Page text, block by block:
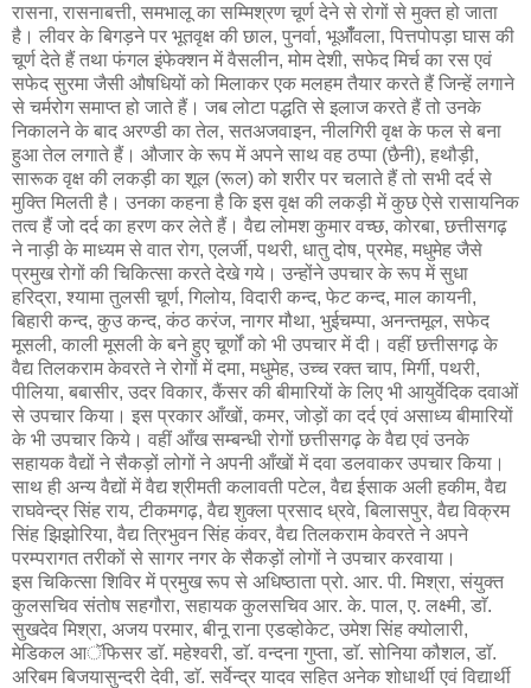
रासना, रासनाबत्ती, समभालू का सम्मिश्रण चूर्ण देने से रोगों से मुक्त हो जाता
है। लीवर के बिगड़ने पर भूतवृक्ष की छाल, पुनर्वा, भूआँँवला, पित्तपोपड़ा घास की
चूर्ण देते हैं तथा फंगल इंफेक्शन में वैसलीन, मोम देशी, सफेद मिर्च का रस एवं
सफेद सुरमा जैसी औषधियों को मिलाकर एक मलहम तैयार करते हैं जिन्हें लगाने
से चर्मरोग समाप्त हो जाते हैं। जब लोटा पद्धति से इलाज करते हैं तो उनके
निकालने के बाद अरण्डी का तेल, सतअजवाइन, नीलगिरी वृक्ष के फल से बना
हुआ तेल लगाते हैं। औजार के रूप में अपने साथ वह ठप्पा (छैनी), हथौड़ी,
सारूक वृक्ष की लकड़ी का शूल (रूल) को शरीर पर चलाते हैं तो सभी दर्द से
मुक्ति मिलती है। उनका कहना है कि इस वृक्ष की लकड़ी में कुछ ऐसे रासायनिक
तत्व हैं जो दर्द का हरण कर लेते हैं। वैद्य लोमश कुमार वच्छ, कोरबा, छत्तीसगढ़
ने नाड़ी के माध्यम से वात रोग, एलर्जी, पथरी, धातु दोष, प्रमेह, मधुमेह जैसे
प्रमुख रोगों की चिकित्सा करते देखे गये। उन्होंने उपचार के रूप में सुधा
हरिद्रा, श्यामा तुलसी चूर्ण, गिलोय, विदारी कन्द, फेट कन्द, माल कायनी,
बिहारी कन्द, कुउ कन्द, कंठ करंज, नागर मौथा, भुईचम्पा, अनन्तमूल, सफेद
मूसली, काली मूसली के बने हुए चूर्णों को भी उपचार में दी। वहीं छत्तीसगढ़ के
वैद्य तिलकराम केवरते ने रोगों में दमा, मधुमेह, उच्च रक्त चाप, मिर्गी, पथरी,
पीलिया, बबासीर, उदर विकार, कैंसर की बीमारियों के लिए भी आयुर्वेदिक दवाओं
से उपचार किया। इस प्रकार आँखों, कमर, जोड़ों का दर्द एवं असाध्य बीमारियों
के भी उपचार किये। वहीं आँख सम्बन्धी रोगों छत्तीसगढ़ के वैद्य एवं उनके
सहायक वैद्यों ने सैकड़ों लोगों ने अपनी आँखों में दवा डलवाकर उपचार किया।
साथ ही अन्य वैद्यों में वैद्य श्रीमती कलावती पटेल, वैद्य ईसाक अली हकीम, वैद्य
राघवेन्द्र सिंह राय, टीकमगढ़, वैद्य शुक्ला प्रसाद ध्रवे, बिलासपुर, वैद्य विक्रम
सिंह झिझोरिया, वैद्य त्रिभुवन सिंह कंवर, वैद्य तिलकराम केवरते ने अपने
परम्परागत तरीकों से सागर नगर के सैकड़ों लोगों ने उपचार करवाया।
इस चिकित्सा शिविर में प्रमुख रूप से अधिष्ठाता प्रो. आर. पी. मिश्रा, संयुक्त
कुलसचिव संतोष सहगौरा, सहायक कुलसचिव आर. के. पाल, ए. लक्ष्मी, डाॅ.
सुखदेव मिश्रा, अजय परमार, बीनू राना एडव्होकेट, उमेश सिंह क्योलारी,
मेडिकल आॅफिसर डाॅ. महेश्वरी, डाॅ. वन्दना गुप्ता, डाॅ. सोनिया कौशल, डाॅ.
अरिबम बिजयासुन्दरी देवी, डाॅ. सर्वेन्द्र यादव सहित अनेक शोधार्थी एवं विद्यार्थी